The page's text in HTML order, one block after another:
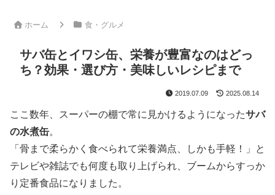
ホーム 食・グルメ
サバ缶とイワシ缶、栄養が豊富なのはどっ
ち？効果・選び方・美味しいレシピまで
2019.07.09 2025.08.14
ここ数年、スーパーの棚で常に見かけるようになったサバ
の水煮缶。
「骨まで柔らかく食べられて栄養満点、しかも手軽！」と
テレビや雑誌でも何度も取り上げられ、ブームからすっか
り定番食品になりました。